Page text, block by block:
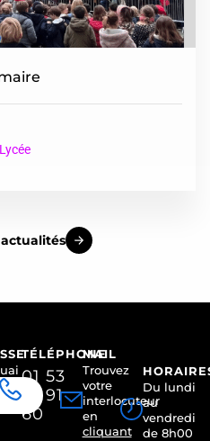
Lycée
TÉLÉPHONE
01 53
01 91
60
MAIL
Trouvez
votre
interlocuteur
en
cliquant
Du lundi
au
vendredi
de 8h00